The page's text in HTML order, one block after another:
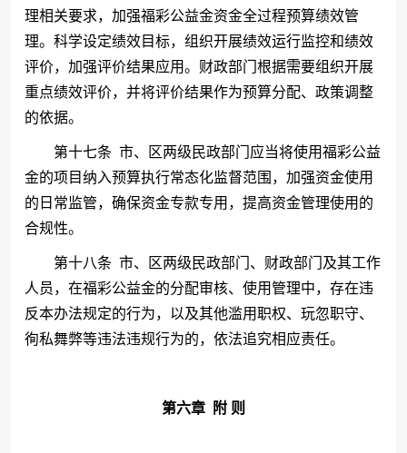
理相关要求，加强福彩公益金资金全过程预算绩效管
理。科学设定绩效目标，组织开展绩效运行监控和绩效
评价，加强评价结果应用。财政部门根据需要组织开展
重点绩效评价，并将评价结果作为预算分配、政策调整
的依据。
第十七条 市、区两级民政部门应当将使用福彩公益
金的项目纳入预算执行常态化监督范围，加强资金使用
的日常监管，确保资金专款专用，提高资金管理使用的
合规性。
第十八条 市、区两级民政部门、财政部门及其工作
人员，在福彩公益金的分配审核、使用管理中，存在违
反本办法规定的行为，以及其他滥用职权、玩忽职守、
徇私舞弊等违法违规行为的，依法追究相应责任。
第六章 附 则